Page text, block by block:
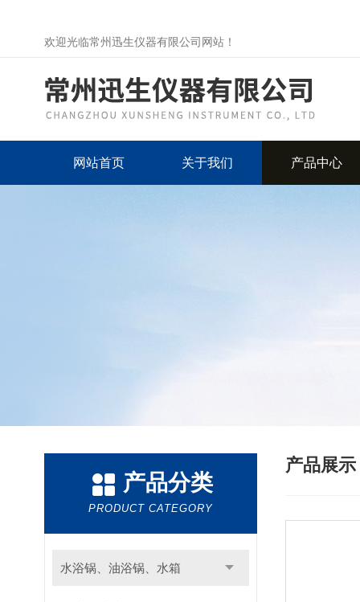
欢迎光临常州迅生仪器有限公司网站！
网站首页 关于我们 产品中心
产品分类
PRODUCT CATEGORY
水浴锅、油浴锅、水箱
产品展示